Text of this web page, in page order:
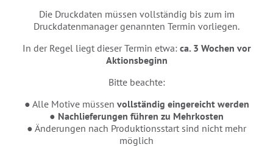
Die Druckdaten müssen vollständig bis zum im
Druckdatenmanager genannten Termin vorliegen.
In der Regel liegt dieser Termin etwa: ca. 3 Wochen vor
Aktionsbeginn
Bitte beachte:
● Alle Motive müssen vollständig eingereicht werden
● Nachlieferungen führen zu Mehrkosten
● Änderungen nach Produktionsstart sind nicht mehr
möglich